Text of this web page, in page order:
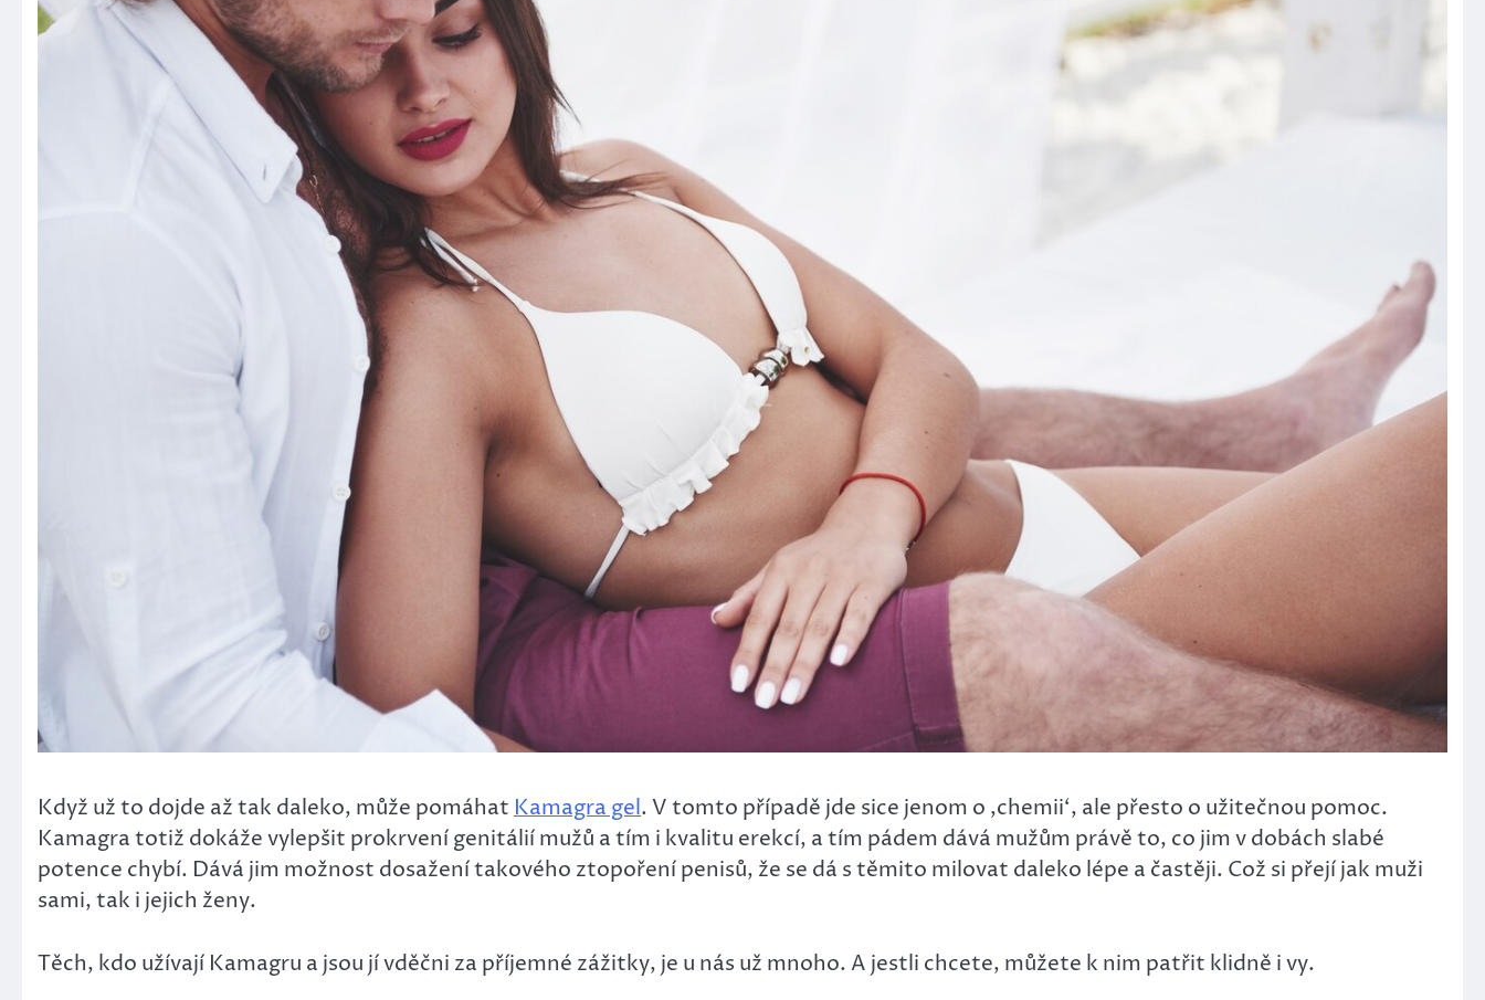
Když už to dojde až tak daleko, může pomáhat Kamagra gel. V tomto případě jde sice jenom o ‚chemii‘, ale přesto o užitečnou pomoc.
Kamagra totiž dokáže vylepšit prokrvení genitálií mužů a tím i kvalitu erekcí, a tím pádem dává mužům právě to, co jim v dobách slabé
potence chybí. Dává jim možnost dosažení takového ztopoření penisů, že se dá s těmito milovat daleko lépe a častěji. Což si přejí jak muži
sami, tak i jejich ženy.
Těch, kdo užívají Kamagru a jsou jí vděčni za příjemné zážitky, je u nás už mnoho. A jestli chcete, můžete k nim patřit klidně i vy.